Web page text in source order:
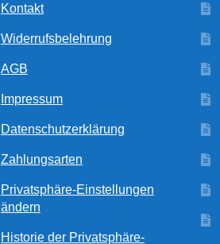
Kontakt
Widerrufsbelehrung
AGB
Impressum
Datenschutzerklärung
Zahlungsarten
Privatsphäre-Einstellungen
ändern
Historie der Privatsphäre-